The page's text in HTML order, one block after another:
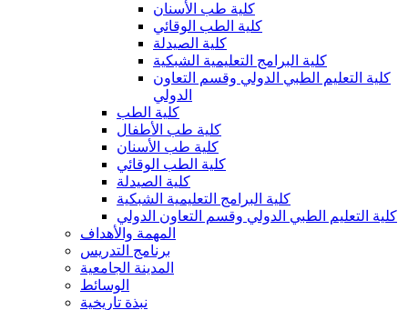
كلية طب الأسنان
كلية الطب الوقائي
كلية الصيدلة
كلية البرامج التعليمية الشبكية
كلية التعليم الطبي الدولي وقسم التعاون
الدولي
كلية الطب
كلية طب الأطفال
كلية طب الأسنان
كلية الطب الوقائي
كلية الصيدلة
كلية البرامج التعليمية الشبكية
كلية التعليم الطبي الدولي وقسم التعاون الدولي
المهمة والأهداف
برنامج التدريس
المدينة الجامعية
الوسائط
نبذة تاريخية